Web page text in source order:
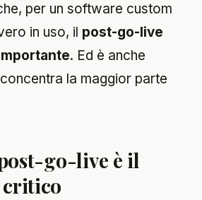
per un software custom
in uso, il post-go-live
. Ed è anche
la maggior parte
go-live è il
critico